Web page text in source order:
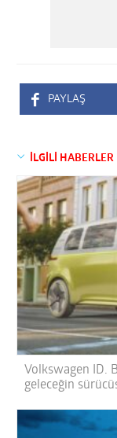
PAYLAŞ
İLGİLİ HABERLER
Volkswagen ID.
geleceğin